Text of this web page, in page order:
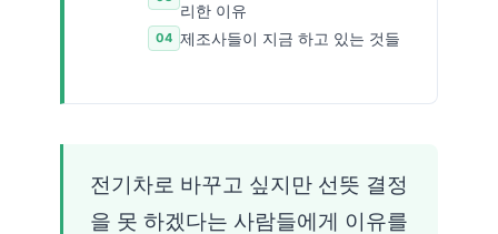
리한 이유
제조사들이 지금 하고 있는 것들
전기차로 바꾸고 싶지만 선뜻 결정
을 못 하겠다는 사람들에게 이유를